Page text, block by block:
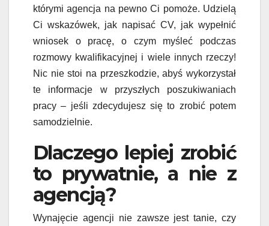
którymi agencja na pewno Ci pomoże. Udzielą
Ci wskazówek, jak napisać CV, jak wypełnić
wniosek o pracę, o czym myśleć podczas
rozmowy kwalifikacyjnej i wiele innych rzeczy!
Nic nie stoi na przeszkodzie, abyś wykorzystał
te informacje w przyszłych poszukiwaniach
pracy – jeśli zdecydujesz się to zrobić potem
samodzielnie.
Dlaczego lepiej zrobić
to prywatnie, a nie z
agencją?
Wynajęcie agencji nie zawsze jest tanie, czy